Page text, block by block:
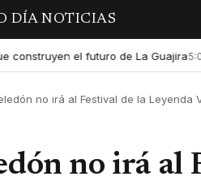
DÍA NOTICIAS
el futuro de La Guajira5:01
no irá al Festival de la Leyenda
no irá al